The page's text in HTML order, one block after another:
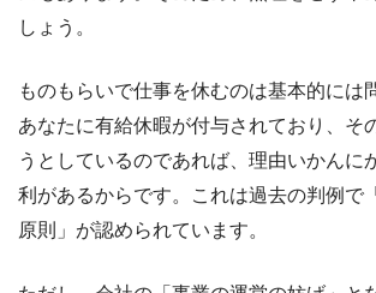
しょう。
ものもらいで仕事を休むのは基本的には
あなたに有給休暇が付与されており、そ
うとしているのであれば、理由いかんに
利があるからです。これは過去の判例で
原則」が認められています。